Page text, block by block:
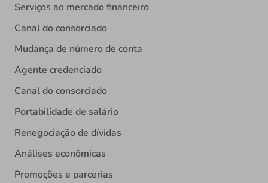
Serviços ao mercado financeiro
Canal do consorciado
Mudança de número de conta
Agente credenciado
Canal do consorciado
Portabilidade de salário
Renegociação de dívidas
Análises econômicas
Promoções e parcerias